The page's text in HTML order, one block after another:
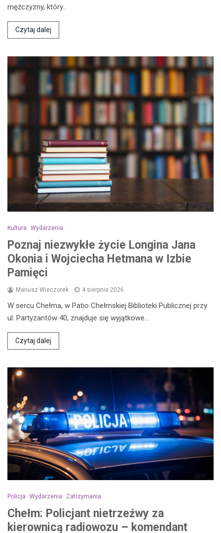
mężczyzny, który…
Czytaj dalej
Kultura Wydarzenia
Poznaj niezwykłe życie Longina Jana
Okonia i Wojciecha Hetmana w Izbie
Pamięci
Mariusz Wieczorek 4 sierpnia 2026
W sercu Chełma, w Patio Chełmskiej Biblioteki Publicznej przy
ul. Partyzantów 40, znajduje się wyjątkowe…
Czytaj dalej
Policja Wydarzenia Zatrzymania
Chełm: Policjant nietrzeźwy za
kierownicą radiowozu – komendant